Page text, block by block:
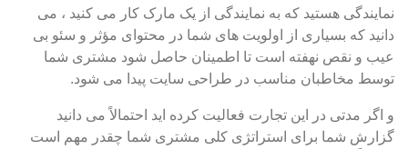
نمایندگی هستید که به نمایندگی از یک مارک کار می کنید ، می
دانید که بسیاری از اولویت های شما در محتوای مؤثر و سئو بی
عیب و نقص نهفته است تا اطمینان حاصل شود مشتری شما
توسط مخاطبان مناسب در طراحی سایت پیدا می شود.
و اگر مدتی در این تجارت فعالیت کرده اید احتمالاً می دانید
گزارش شما برای استراتژی کلی مشتری شما چقدر مهم است